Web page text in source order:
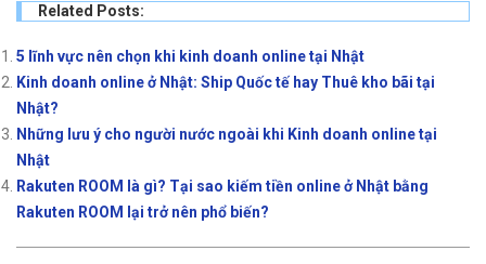
Related Posts:
5 lĩnh vực nên chọn khi kinh doanh online tại Nhật
Kinh doanh online ở Nhật: Ship Quốc tế hay Thuê kho bãi tại
Nhật?
Những lưu ý cho người nước ngoài khi Kinh doanh online tại
Nhật
Rakuten ROOM là gì? Tại sao kiếm tiền online ở Nhật bằng
Rakuten ROOM lại trở nên phổ biến?